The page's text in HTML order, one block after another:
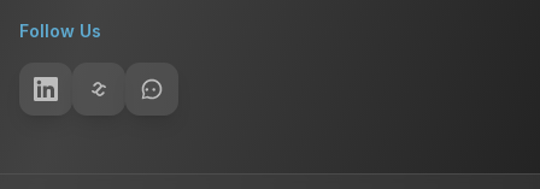
Follow Us